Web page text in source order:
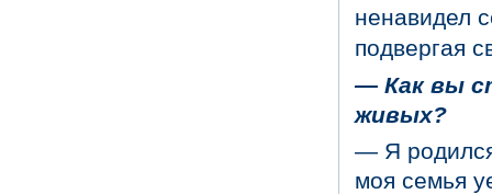
ненавидел
подвергая
— Как вы
живых?
— Я
моя семья